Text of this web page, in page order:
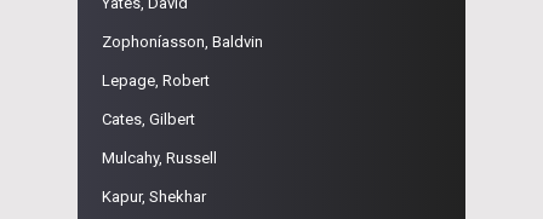
Zophoníasson, Baldvin
Lepage, Robert
Cates, Gilbert
Mulcahy, Russell
Kapur, Shekhar